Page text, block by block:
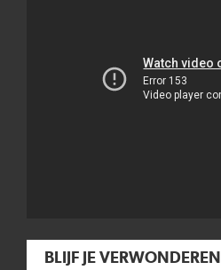
BLIJF JE VERWONDEREN